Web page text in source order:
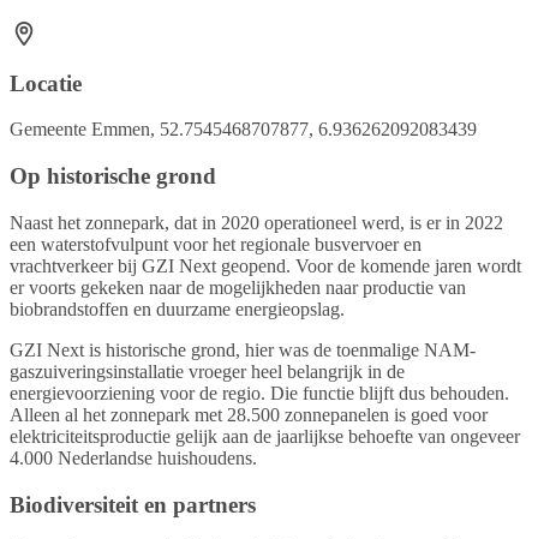
Locatie
Gemeente Emmen, 52.7545468707877, 6.936262092083439
Op historische grond
Naast het zonnepark, dat in 2020 operationeel werd, is er in 2022
een waterstofvulpunt voor het regionale busvervoer en
vrachtverkeer bij GZI Next geopend. Voor de komende jaren wordt
er voorts gekeken naar de mogelijkheden naar productie van
biobrandstoffen en duurzame energieopslag.
GZI Next is historische grond, hier was de toenmalige NAM-
gaszuiveringsinstallatie vroeger heel belangrijk in de
energievoorziening voor de regio. Die functie blijft dus behouden.
Alleen al het zonnepark met 28.500 zonnepanelen is goed voor
elektriciteitsproductie gelijk aan de jaarlijkse behoefte van ongeveer
4.000 Nederlandse huishoudens.
Biodiversiteit en partners